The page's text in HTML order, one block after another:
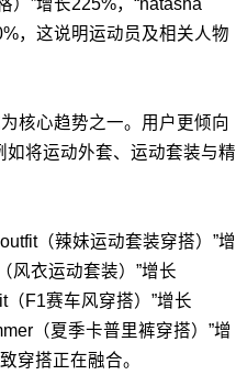
）”增长225%，“natasha
，这说明运动员及相关人物
核心趋势之一。用户更倾向
将运动外套、运动套装与精
（辣妹运动套装穿搭）”增
风衣运动套装）”增长
（F1赛车风穿搭）”增长
（夏季卡普里裤穿搭）”增
穿搭正在融合。